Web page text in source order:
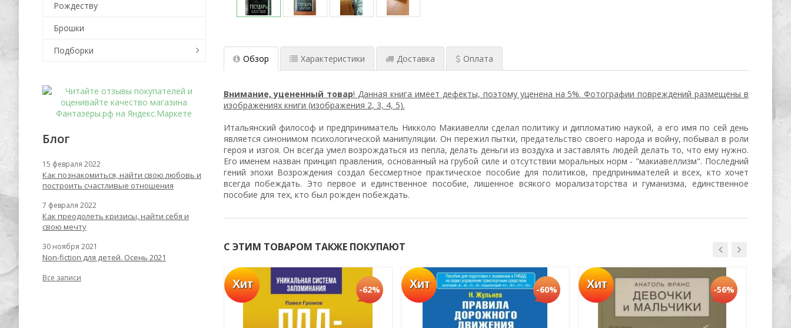
Обзор Характеристики Доставка Оплата
Внимание, уцененный товар! Данная книга имеет дефекты, поэтому уценена на 5%. Фотографии повреждений размещены в
изображениях книги (изображения 2, 3, 4, 5).
Итальянский философ и предприниматель Никколо Макиавелли сделал политику и дипломатию наукой, а его имя по сей день
является синонимом психологической манипуляции. Он пережил пытки, предательство своего народа и войну, побывал в роли
героя и изгоя. Он всегда умел возрождаться из пепла, делать деньги из воздуха и заставлять людей делать то, что ему нужно.
Его именем назван принцип правления, основанный на грубой силе и отсутствии моральных норм - "макиавеллизм". Последний
гений эпохи Возрождения создал бессмертное практическое пособие для политиков, предпринимателей и всех, кто хочет
всегда побеждать. Это первое и единственное пособие, лишенное всякого морализаторства и гуманизма, единственное
пособие для тех, кто был рожден побеждать.
С ЭТИМ ТОВАРОМ ТАКЖЕ ПОКУПАЮТ
Хит Хит -62% Хит -60% Хит -56% Хит
Рождеству
Брошки
Подборки
Блог
15 февраля 2022
Как познакомиться, найти свою любовь и
построить счастливые отношения
7 февраля 2022
Как преодолеть кризисы, найти себя и
свою мечту
30 ноября 2021
Non-fiction для детей. Осень 2021
Все записи